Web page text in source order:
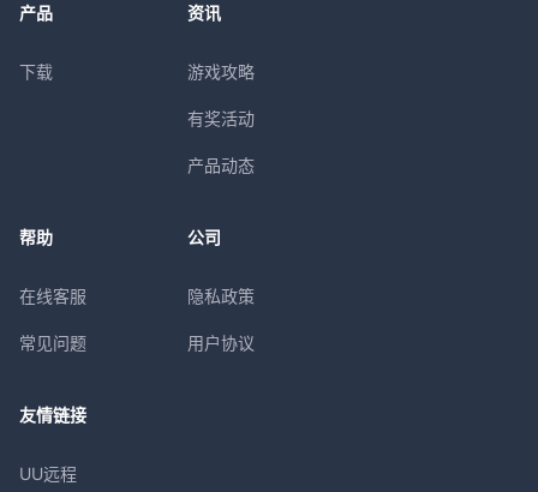
产品
下载
资讯
游戏攻略
有奖活动
产品动态
帮助
在线客服
常见问题
公司
隐私政策
用户协议
友情链接
UU远程